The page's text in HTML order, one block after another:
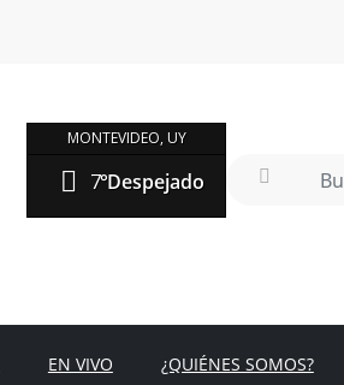
MONTEVIDEO, UY
7°Despejado
EN VIVO ¿QUIÉNES SOMOS?